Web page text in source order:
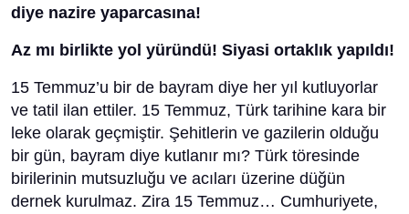
diye nazire yaparcasına!
Az mı birlikte yol yüründü! Siyasi ortaklık yapıldı!
15 Temmuz’u bir de bayram diye her yıl kutluyorlar
ve tatil ilan ettiler. 15 Temmuz, Türk tarihine kara bir
leke olarak geçmiştir. Şehitlerin ve gazilerin olduğu
bir gün, bayram diye kutlanır mı? Türk töresinde
birilerinin mutsuzluğu ve acıları üzerine düğün
dernek kurulmaz. Zira 15 Temmuz… Cumhuriyete,